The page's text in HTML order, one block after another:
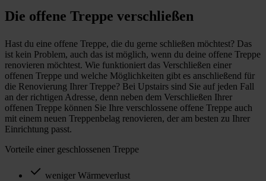
Die offene Treppe verschließen
Hast du eine offene Treppe, die du gerne schließen möchtest? Das
ist kein Problem, auch das ist möglich, wenn du deine offene Treppe
renovieren möchtest. Wie funktioniert das Verschließen einer
offenen Treppe und welche Möglichkeiten gibt es anschließend für
die Renovierung Ihrer Treppe? Bei Upstairs sind Sie auf jeden Fall
an der richtigen Adresse, denn neben dem Verschließen Ihrer
offenen Treppe können Sie Ihre verschlossene offene Treppe auch
mit einem neuen Treppenbelag renovieren, der am besten zu Ihrer
Einrichtung passt.
Vorteile einer geschlossenen Treppe
weniger Wärmeverlust